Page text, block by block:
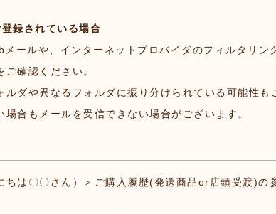
録されている場合
ールや、インターネットプロバイダのフィルタリン
確認ください。
ダや異なるフォルダに振り分けられている可能性も
合もメールを受信できない場合がございます。
ちは〇〇さん）＞ご購入履歴(発送商品or店頭受渡)の